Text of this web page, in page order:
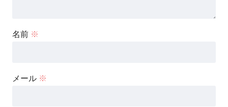
名前 ※
メール ※